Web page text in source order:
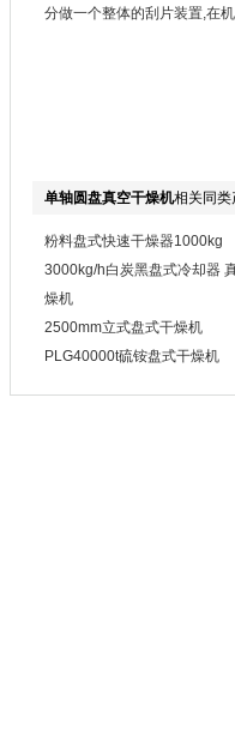
分做一个整体的刮片装置,在
单轴圆盘真空干燥机相关同类
粉料盘式快速干燥器1000kg
3000kg/h白炭黑盘式冷却器
燥机
2500mm立式盘式干燥机
PLG40000t硫铵盘式干燥机